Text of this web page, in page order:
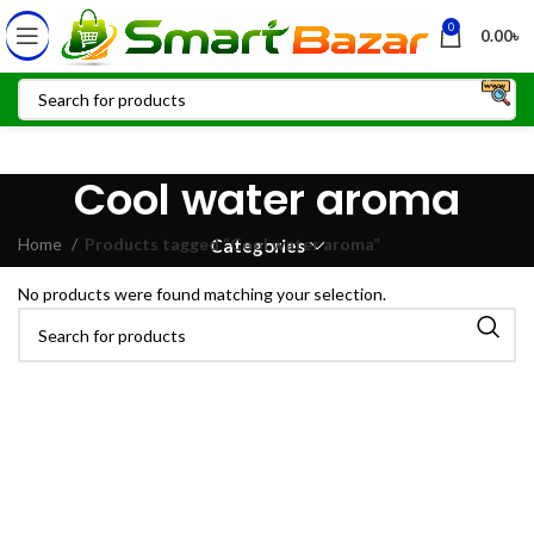
0 0.00৳
Cool water aroma
Categories
Home Products tagged “Cool water aroma”
No products were found matching your selection.